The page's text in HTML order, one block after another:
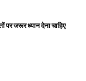
पर जरूर ध्यान देना चाहिए